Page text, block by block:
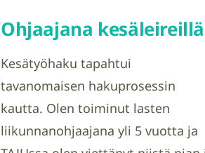
Ohjaajana kesäleireillä
Kesätyöhaku tapahtui
tavanomaisen hakuprosessin
kautta. Olen toiminut lasten
liikunnanohjaajana yli 5 vuotta ja